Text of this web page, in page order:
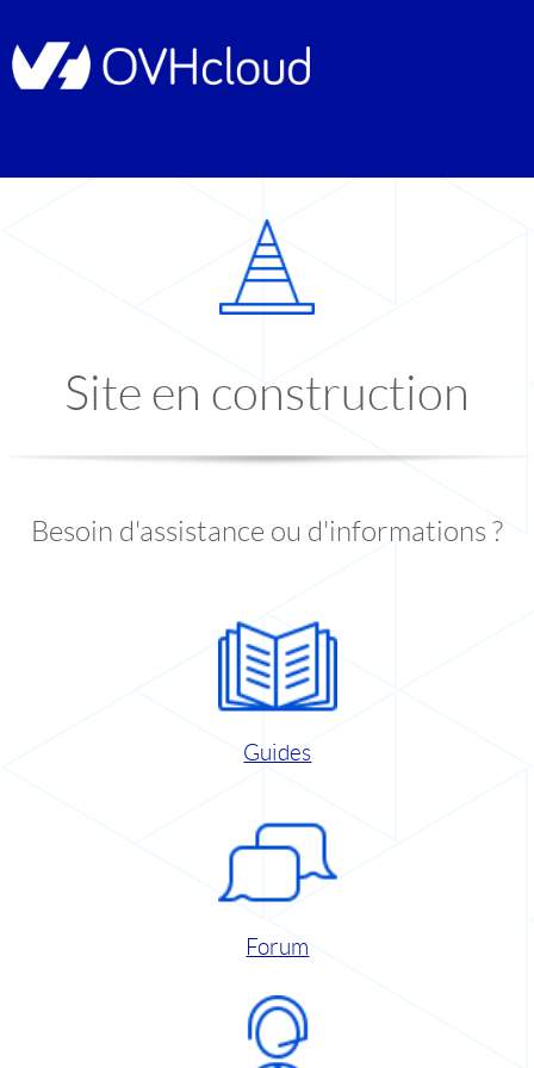
Site en construction
Besoin d'assistance ou d'informations ?
Guides
Forum